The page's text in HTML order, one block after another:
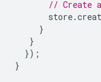
// Create
store.
}
}
});
}